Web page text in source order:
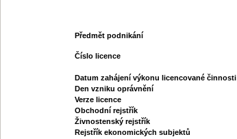
Předmět podnikání
Číslo licence
Datum zahájení výkonu licencované činnosti
Den vzniku oprávnění
Verze licence
Obchodní rejstřík
Živnostenský rejstřík
Rejstřík ekonomických subjektů